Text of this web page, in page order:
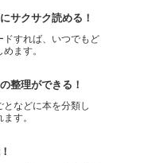
サクサク読める！
ドすれば、いつでもど
ます。
整理ができる！
などに本を分類し
す。